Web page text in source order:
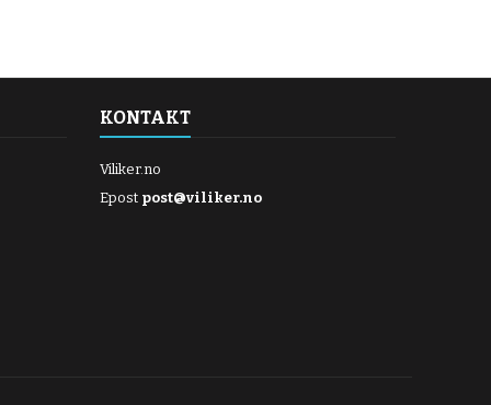
KONTAKT
Viliker.no
Epost post@viliker.no